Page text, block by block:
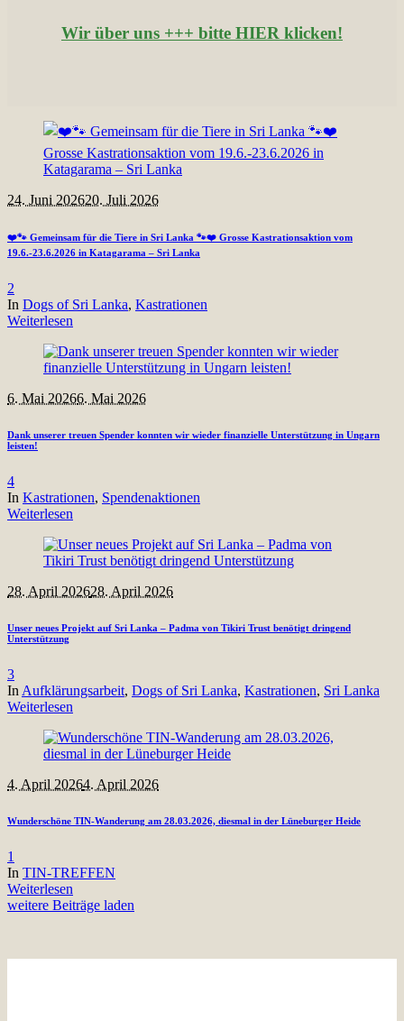
Wir über uns +++ bitte HIER klicken!
24. Juni 202620. Juli 2026
❤️🐾 Gemeinsam für die Tiere in Sri Lanka 🐾❤️ Grosse Kastrationsaktion vom
19.6.-23.6.2026 in Katagarama – Sri Lanka
2
In Dogs of Sri Lanka, Kastrationen
Weiterlesen
6. Mai 20266. Mai 2026
Dank unserer treuen Spender konnten wir wieder finanzielle Unterstützung in Ungarn
leisten!
4
In Kastrationen, Spendenaktionen
Weiterlesen
28. April 202628. April 2026
Unser neues Projekt auf Sri Lanka – Padma von Tikiri Trust benötigt dringend
Unterstützung
3
In Aufklärungsarbeit, Dogs of Sri Lanka, Kastrationen, Sri Lanka
Weiterlesen
4. April 20264. April 2026
Wunderschöne TIN-Wanderung am 28.03.2026, diesmal in der Lüneburger Heide
1
In TIN-TREFFEN
Weiterlesen
weitere Beiträge laden